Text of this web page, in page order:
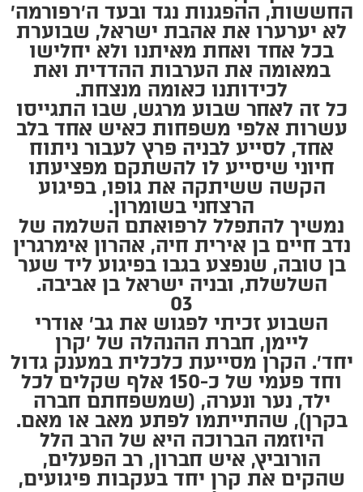
החששות, ההפגנות נגד ובעד ה׳רפורמה׳
לא יערערו את אהבת ישראל, שבוערת
בכל אחד ואחת מאיתנו ולא יחלישו
במאומה את הערבות ההדדית ואת
לכידותנו כאומה מנצחת.
כל זה לאחר שבוע מרגש, שבו התגייסו
עשרות אלפי משפחות כאיש אחד בלב
אחד, לסייע לבניה פרץ לעבור ניתוח
חיוני שיסייע לו להשתקם מפציעתו
הקשה ששיתקה את גופו, בפיגוע
הרצחני בשומרון.
נמשיך להתפלל לרפואתם השלמה של
נדב חיים בן אירית חיה, אהרון אימרגרין
בן טובה, שנפצע בגבו בפיגוע ליד שער
השלשלת, ובניה ישראל בן אביבה.
03
השבוע זכיתי לפגוש את גב׳ אודרי
ליימן, חברת ההנהלה של ׳קרן
יחד׳. הקרן מסייעת כלכלית במענק גדול
וחד פעמי של כ-150 אלף שקלים לכל
ילד, נער ונערה, (שמשפחתם חברה
בקרן), שהתייתמו לפתע מאב או מאם.
היוזמה הברוכה היא של הרב הלל
הורוביץ, איש חברון, רב הפעלים,
שהקים את קרן יחד בעקבות פיגועים,